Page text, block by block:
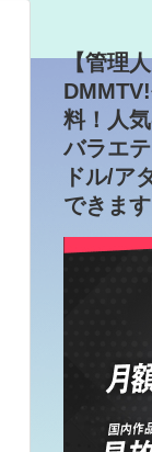
【管理
料！人
バラエ
ドル/ア
できます